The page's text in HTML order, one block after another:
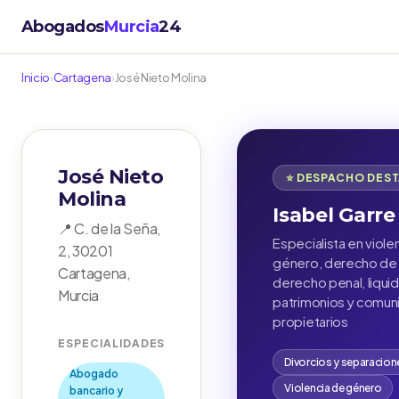
AbogadosMurcia24
Inicio›Cartagena›José Nieto Molina
José Nieto
Molina
📍 C. de la Seña,
2, 30201
Cartagena,
Murcia
ESPECIALIDADES
Abogado
bancario y
⭐ DESPACHO
Isabel Garre
Especialista en
género, derecho de
derecho penal,
patrimonios y
propietarios
Divorcios y
Violencia de género